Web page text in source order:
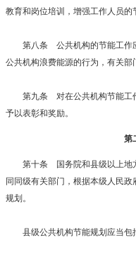
教育和岗位培训，增强工作人员的
第八条 公共机构的节能工作应
公共机构浪费能源的行为，有关部
第九条 对在公共机构节能工作
予以表彰和奖励。
第
第十条 国务院和县级以上地方
同同级有关部门，根据本级人民
规划。
县级公共机构节能规划应当包